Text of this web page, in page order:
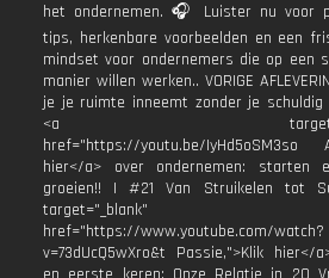
het ondernemen. 🎧 Luister nu voor
tips, herkenbare voorbeelden en een
mindset voor ondernemers die op een
manier willen werken.. VORIGE
je je ruimte inneemt zonder je schuldig
<a
href="https://youtu.be/IyHd5oSM3so
hier</a> over ondernemen: starten
groeien!! | #21 Van Struikelen tot
target="_blank"
href="https://www.youtube.com/watch?
v=73dUcQ5wXro&t Passie,">Klik hier</